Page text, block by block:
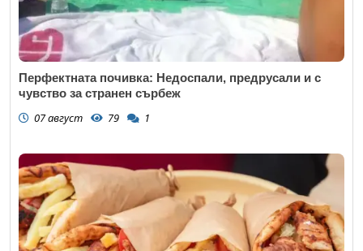
Перфектната почивка: Недоспали, предрусали и с
чувство за странен сърбеж
07 август 79 1